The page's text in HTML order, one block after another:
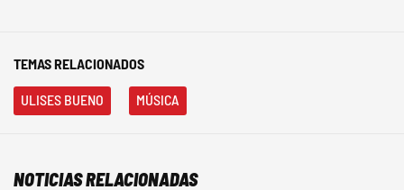
TEMAS RELACIONADOS
ULISES BUENO MÚSICA
NOTICIAS RELACIONADAS